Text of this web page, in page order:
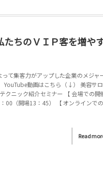
たちのＶＩＰ客を増や
て集客力がアップした企業のメジャ
YouTube動画はこちら（↓） 美容サ
クニック紹介セミナー 【 会場での開
00（開場13：45） 【 オンラインで
Read